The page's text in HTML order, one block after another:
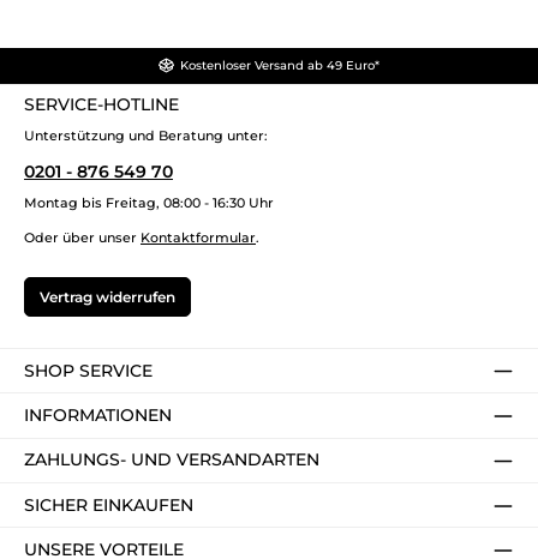
Kostenloser Versand ab 49 Euro*
SERVICE-HOTLINE
Unterstützung und Beratung unter:
0201 - 876 549 70
Montag bis Freitag, 08:00 - 16:30 Uhr
Oder über unser Kontaktformular.
Vertrag widerrufen
SHOP SERVICE
INFORMATIONEN
ZAHLUNGS- UND VERSANDARTEN
SICHER EINKAUFEN
UNSERE VORTEILE